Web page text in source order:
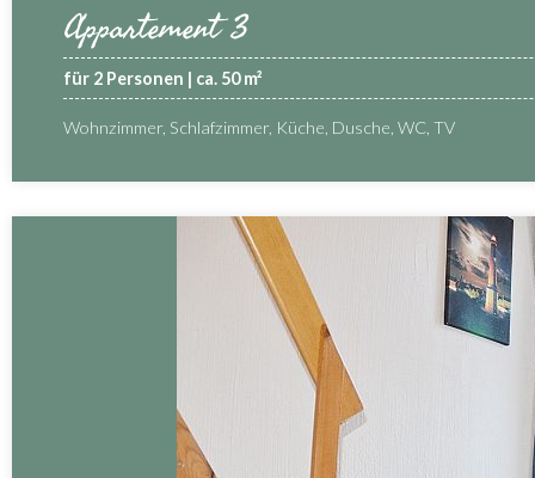
Appartement 3
für 2 Personen | ca. 50 m²
Wohnzimmer, Schlafzimmer, Küche, Dusche, WC, TV